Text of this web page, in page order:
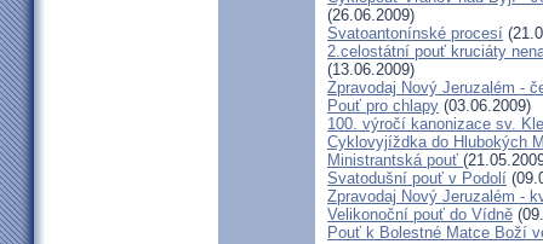
(26.06.2009)
Svatoantonínské procesí
2.celostátní pouť kruciáty
(13.06.2009)
Zpravodaj Nový Jeruzalém -
Pouť pro chlapy (03.06.2009)
100. výročí kanonizace sv.
Cyklovyjíždka do Hlubokých
Ministrantská pouť
Svatodušní pouť v Podolí
Zpravodaj Nový Jeruzalém -
Velikonoční pouť do Vídně
Pouť k Bolestné Matce Boží